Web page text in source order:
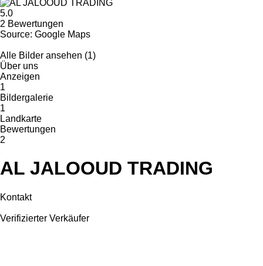
5.0
2 Bewertungen
Source: Google Maps
Alle Bilder ansehen (1)
Über uns
Anzeigen
1
Bildergalerie
1
Landkarte
Bewertungen
2
AL JALOOUD TRADING
Kontakt
Verifizierter Verkäufer